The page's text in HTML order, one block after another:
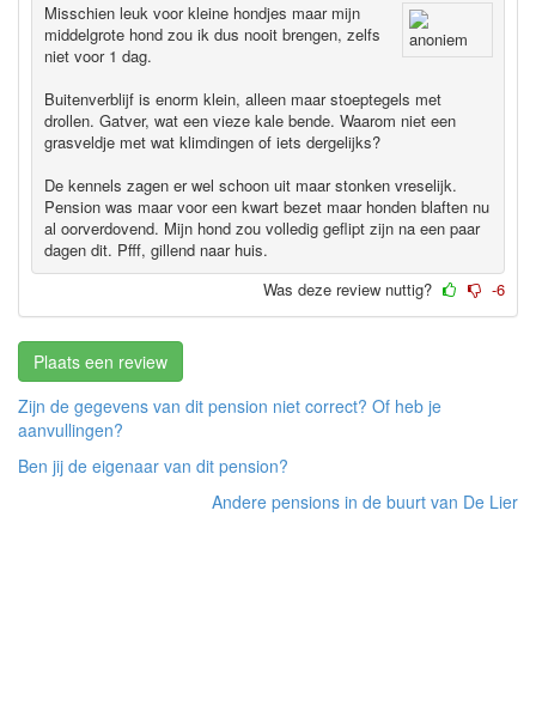
Misschien leuk voor kleine hondjes maar mijn
middelgrote hond zou ik dus nooit brengen, zelfs
niet voor 1 dag.
Buitenverblijf is enorm klein, alleen maar stoeptegels met
drollen. Gatver, wat een vieze kale bende. Waarom niet een
grasveldje met wat klimdingen of iets dergelijks?
De kennels zagen er wel schoon uit maar stonken vreselijk.
Pension was maar voor een kwart bezet maar honden blaften nu
al oorverdovend. Mijn hond zou volledig geflipt zijn na een paar
dagen dit. Pfff, gillend naar huis.
Was deze review nuttig? -6
Plaats een review
Zijn de gegevens van dit pension niet correct? Of heb je
aanvullingen?
Ben jij de eigenaar van dit pension?
Andere pensions in de buurt van De Lier